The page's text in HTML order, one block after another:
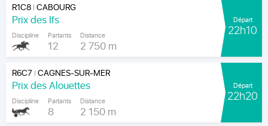
R1C8|CABOURG
Prix des Ifs
Discipline Partants
12
Distance
2 750 m
Départ
22h10
R6C7 |CAGNES-SUR-MER
Prix des Alouettes
Discipline Partants
8
Distance
2 150 m
Départ
22h20